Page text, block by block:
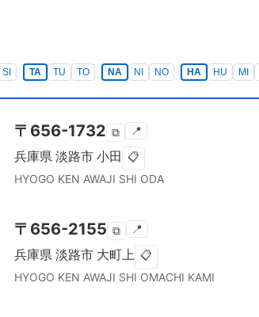
SI TA TU TO NA NI NO HA HU MI
〒 656-1732 ⧉ 📍
兵庫県 淡路市 小田 📋
HYOGO KEN AWAJI SHI ODA
〒 656-2155 ⧉ 📍
兵庫県 淡路市 大町上 📋
HYOGO KEN AWAJI SHI OMACHI KAMI